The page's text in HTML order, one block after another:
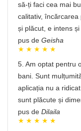
să-ți faci cea mai
calitativ, încărcarea
și plăcut, e intens
pus de Geisha
5. Am optat pentru
bani. Sunt
aplicația nu a
sunt plăcute și
pus de Dilaila